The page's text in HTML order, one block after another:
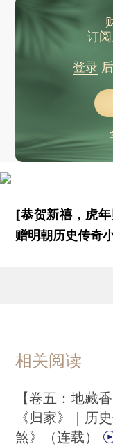
订
登录后
[恭贺新禧，虎
赠明朝历史传奇
相关阅读
【卷五：地藏
《归家》｜历
煞》（连载）